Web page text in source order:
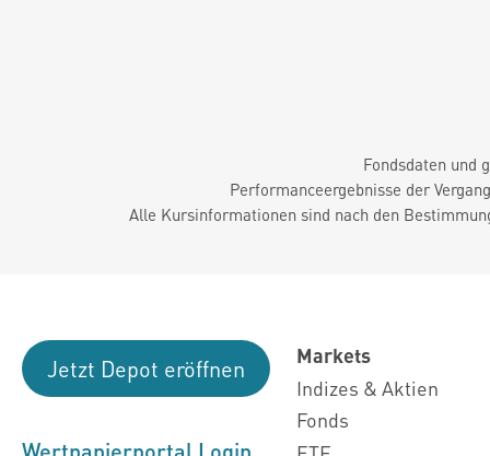
Fondsdaten und
Performanceergebnisse der
Alle Kursinformationen sind nach den
Jetzt Depot eröffnen
Markets
Indizes & Aktien
Fonds